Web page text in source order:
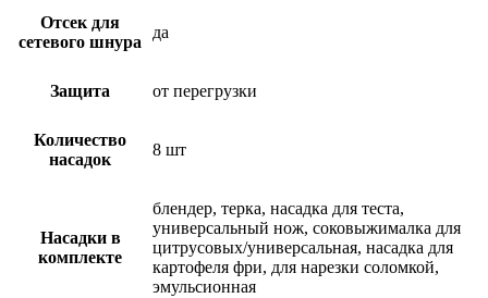
Отсек для
сетевого шнура
да
Защита от перегрузки
Количество
насадок
8 шт
Насадки в
комплекте
блендер, терка, насадка для теста,
универсальный нож, соковыжималка для
цитрусовых/универсальная, насадка для
картофеля фри, для нарезки соломкой,
эмульсионная